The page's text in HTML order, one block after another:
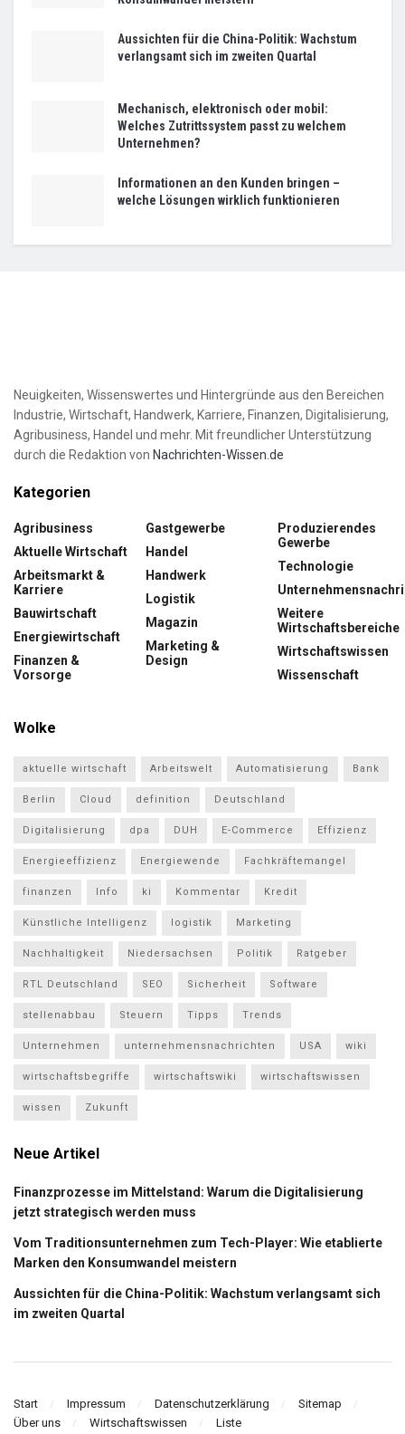
Aussichten für die China-Politik: Wachstum
verlangsamt sich im zweiten Quartal
Mechanisch, elektronisch oder mobil:
Welches Zutrittssystem passt zu welchem
Unternehmen?
Informationen an den Kunden bringen –
welche Lösungen wirklich funktionieren
Neuigkeiten, Wissenswertes und Hintergründe aus den Bereichen
Industrie, Wirtschaft, Handwerk, Karriere, Finanzen, Digitalisierung,
Agribusiness, Handel und mehr. Mit freundlicher Unterstützung
durch die Redaktion von Nachrichten-Wissen.de
Kategorien
Agribusiness
Aktuelle Wirtschaft
Arbeitsmarkt &
Karriere
Bauwirtschaft
Energiewirtschaft
Finanzen &
Vorsorge
Gastgewerbe
Handel
Handwerk
Logistik
Magazin
Marketing &
Design
Produzierendes
Gewerbe
Technologie
Weitere
Wirtschaftsbereiche
Wirtschaftswissen
Wissenschaft
Wolke
aktuelle wirtschaft Arbeitswelt Automatisierung Bank
Berlin Cloud definition Deutschland
Digitalisierung dpa DUH E-Commerce Effizienz
Energieeffizienz Energiewende Fachkräftemangel
finanzen Info ki Kommentar Kredit
Künstliche Intelligenz logistik Marketing
Nachhaltigkeit Niedersachsen Politik Ratgeber
RTL Deutschland SEO Sicherheit Software
stellenabbau Steuern Tipps Trends
Unternehmen unternehmensnachrichten USA wiki
wirtschaftsbegriffe wirtschaftswiki wirtschaftswissen
wissen Zukunft
Neue Artikel
Finanzprozesse im Mittelstand: Warum die Digitalisierung
jetzt strategisch werden muss
Vom Traditionsunternehmen zum Tech-Player: Wie etablierte
Marken den Konsumwandel meistern
Aussichten für die China-Politik: Wachstum verlangsamt sich
im zweiten Quartal
Start Impressum Datenschutzerklärung
Sitemap
Über uns
Wirtschaftswissen Liste